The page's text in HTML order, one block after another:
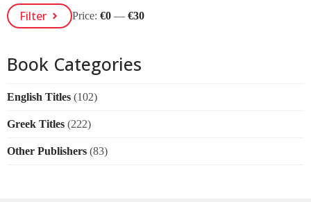
Min
Price
Max
PriceFilter Price:€0 —€30
Book Categories
English Titles (102)
Greek Titles (222)
Other Publishers (83)